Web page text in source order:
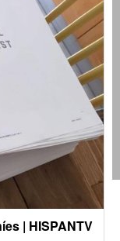
| HISPANTV